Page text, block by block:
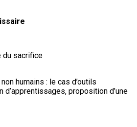
du sacrifice
humains : le cas d’outils
d’apprentissages, proposition d’une